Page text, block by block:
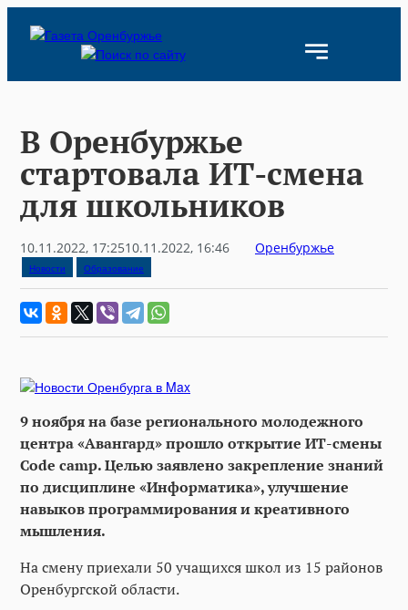
В Оренбуржье
стартовала ИТ-смена
для школьников
10.11.2022, 17:2510.11.2022, 16:46 Оренбуржье
Новости Образование
9 ноября на базе регионального молодежного
центра «Авангард» прошло открытие ИТ-смены
Code camp. Целью заявлено закрепление знаний
по дисциплине «Информатика», улучшение
навыков программирования и креативного
мышления.
На смену приехали 50 учащихся школ из 15 районов
Оренбургской области.